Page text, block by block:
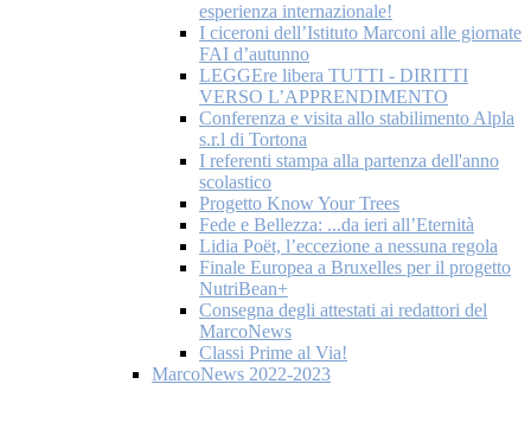
esperienza internazionale!
I ciceroni dell’Istituto Marconi alle giornate
FAI d’autunno
LEGGEre libera TUTTI - DIRITTI
VERSO L’APPRENDIMENTO
Conferenza e visita allo stabilimento Alpla
s.r.l di Tortona
I referenti stampa alla partenza dell'anno
scolastico
Progetto Know Your Trees
Fede e Bellezza: ...da ieri all’Eternità
Lidia Poët, l’eccezione a nessuna regola
Finale Europea a Bruxelles per il progetto
NutriBean+
Consegna degli attestati ai redattori del
MarcoNews
Classi Prime al Via!
MarcoNews 2022-2023